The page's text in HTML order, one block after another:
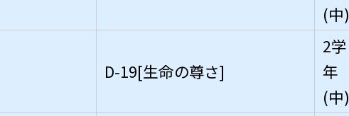
(中)
D-19[生命の尊さ]
2学
年
(中)